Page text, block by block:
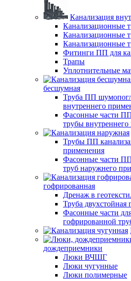
Канализация
Канализационные
Канализационные
Канализационные
Фитинги ПП для
Трапы
Уплотнительные
бесшумная
Труба ПП
внутреннего
Фасонные части
трубы
Трубы ПП
применения
Фасонные части
труб наружнего
гофрированная
Дренаж в
Труба двухстойная
Фасонные части
гофрированной
дождеприемники
Люки ВЧШГ
Люки чугунные
Люки полимерные